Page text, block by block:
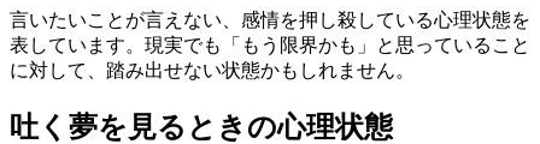
言いたいことが言えない、感情を押し殺している心理状態を
表しています。現実でも「もう限界かも」と思っていること
に対して、踏み出せない状態かもしれません。
吐く夢を見るときの心理状態